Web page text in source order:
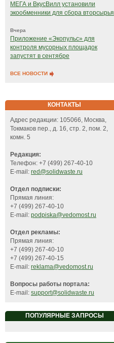
МЕГА и ВкусВилл установили
экообменники для сбора вторсырья
Вчера
Приложение «Экопульс» для
контроля мусорных площадок
запустят в сентябре
ВСЕ НОВОСТИ
КОНТАКТЫ
Адрес редакции: 105066, Москва,
Токмаков пер., д. 16, стр. 2, пом. 2,
комн. 5
Редакция:
Телефон: +7 (499) 267-40-10
E-mail: red@solidwaste.ru
Отдел подписки:
Прямая линия:
+7 (499) 267-40-10
E-mail: podpiska@vedomost.ru
Отдел рекламы:
Прямая линия:
+7 (499) 267-40-10
+7 (499) 267-40-15
E-mail: reklama@vedomost.ru
Вопросы работы портала:
E-mail: support@solidwaste.ru
ПОПУЛЯРНЫЕ ЗАПРОСЫ